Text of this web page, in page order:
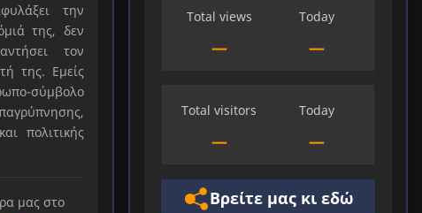
την
της, δεν
τον
της. Εμείς
σύμβολο
πολιτικής
μας στο
Total views
—
Today
—
Total visitors
—
Today
—
Βρείτε μας κι εδώ